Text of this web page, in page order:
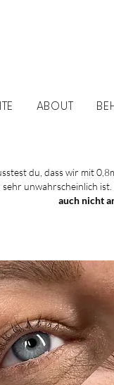
ABOUT
du, dass wir mit
sehr unwahrscheinlich ist.
auch nicht